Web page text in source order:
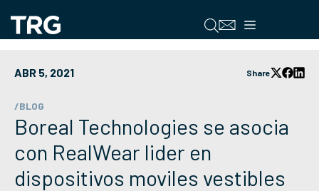
contenido
Menú
ABR 5, 2021 Share
/BLOG
Boreal Technologies se asocia
con RealWear lider en
dispositivos moviles vestibles